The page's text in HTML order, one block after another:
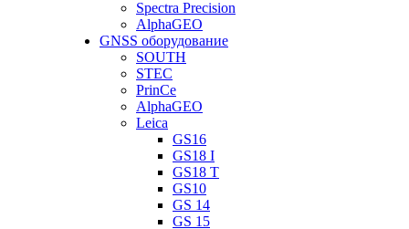
Spectra Precision
AlphaGEO
GNSS оборудование
SOUTH
STEC
PrinCe
AlphaGEO
Leica
GS16
GS18 I
GS18 T
GS10
GS 14
GS 15